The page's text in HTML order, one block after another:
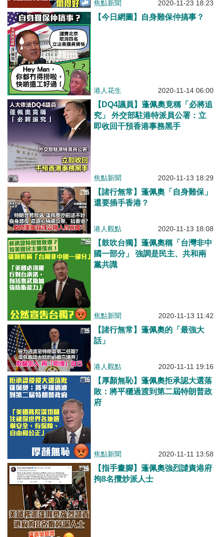
焦點新聞 2020-11-23 18:23
【今日網圖】自身難保仲搞事？
港人花生 2020-11-14 06:00
【DQ4議員】蓬佩奧竟稱「必將追
究」 外交部駐港特派員公署：立
即收回干預香港事務黑手
焦點新聞 2020-11-13 18:29
【諸行無常】蓬佩奧「自身難保」
還要插手香港？
港人觀點 2020-11-13 18:08
【鼓吹台獨】蓬佩奧稱「台灣非中
國一部分」 強調是民主、共和兩
黨共識
焦點新聞 2020-11-13 11:42
【諸行無常】蓬佩奧的「最強大
話」
港人觀點 2020-11-11 19:16
【厚顏無恥】蓬佩奧拒承認大選落
敗：將平穩過渡到第二屆特朗普政
府
焦點新聞 2020-11-11 13:58
【指手畫腳】蓬佩奧強烈譴責港府
拘8名攬炒派人士